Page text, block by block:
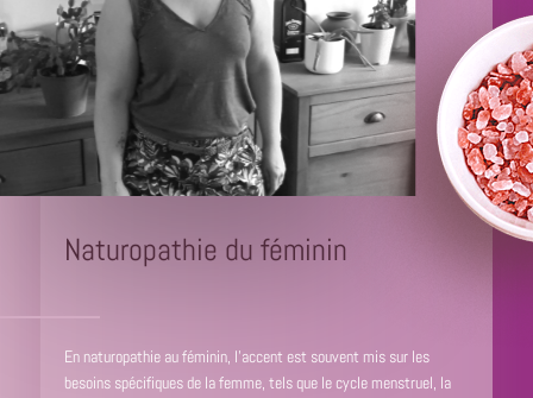
Naturopathie du féminin
En naturopathie au féminin, l'accent est souvent mis sur les
besoins spécifiques de la femme, tels que le cycle menstruel, la